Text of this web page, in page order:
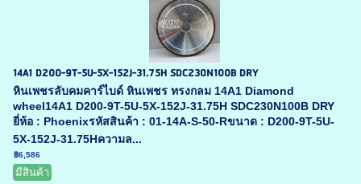
14A1 D200-9T-5U-5X-152J-31.75H SDC230N100B DRY
หินเพชรลับคมคาร์ไบด์ หินเพชร ทรงกลม 14A1 Diamond
wheel14A1 D200-9T-5U-5X-152J-31.75H SDC230N100B DRY
ยี่ห้อ : Phoenixรหัสสินค้า : 01-14A-S-50-Rขนาด : D200-9T-5U-
5X-152J-31.75Hความล...
฿6,586
มีสินค้า